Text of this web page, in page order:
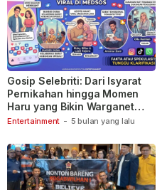
Entertainment - 5 bulan yang lalu
Gosip Selebriti: Dari Isyarat
Pernikahan hingga Momen
Haru yang Bikin Warganet
Berspekulasi